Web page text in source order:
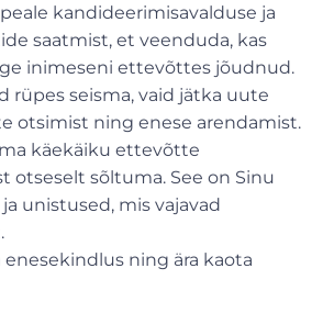
kandideerimisavalduse ja
saatmist, et veenduda, kas
inimeseni ettevõttes jõudnud.
rüpes seisma, vaid jätka uute
otsimist ning enese arendamist.
käekäiku ettevõtte
otseselt sõltuma. See on Sinu
ja unistused, mis vajavad
enesekindlus ning ära kaota